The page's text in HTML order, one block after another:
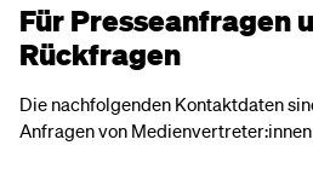
Für Presseanfragen
Rückfragen
Die nachfolgenden Kontaktdaten
Anfragen von